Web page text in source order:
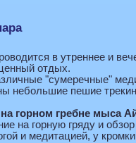
в утреннее и
отдых.
"сумеречные"
небольшие пешие
на горном гребне мыса
на горную гряду и
и медитацией, у